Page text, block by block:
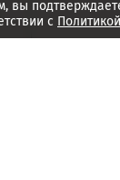
вы
с